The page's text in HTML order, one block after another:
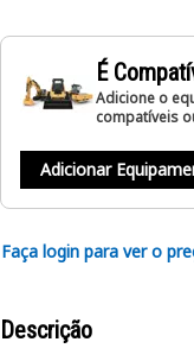
É
Adicione o
compatíveis
Adicionar
Faça login para ver o
Descrição